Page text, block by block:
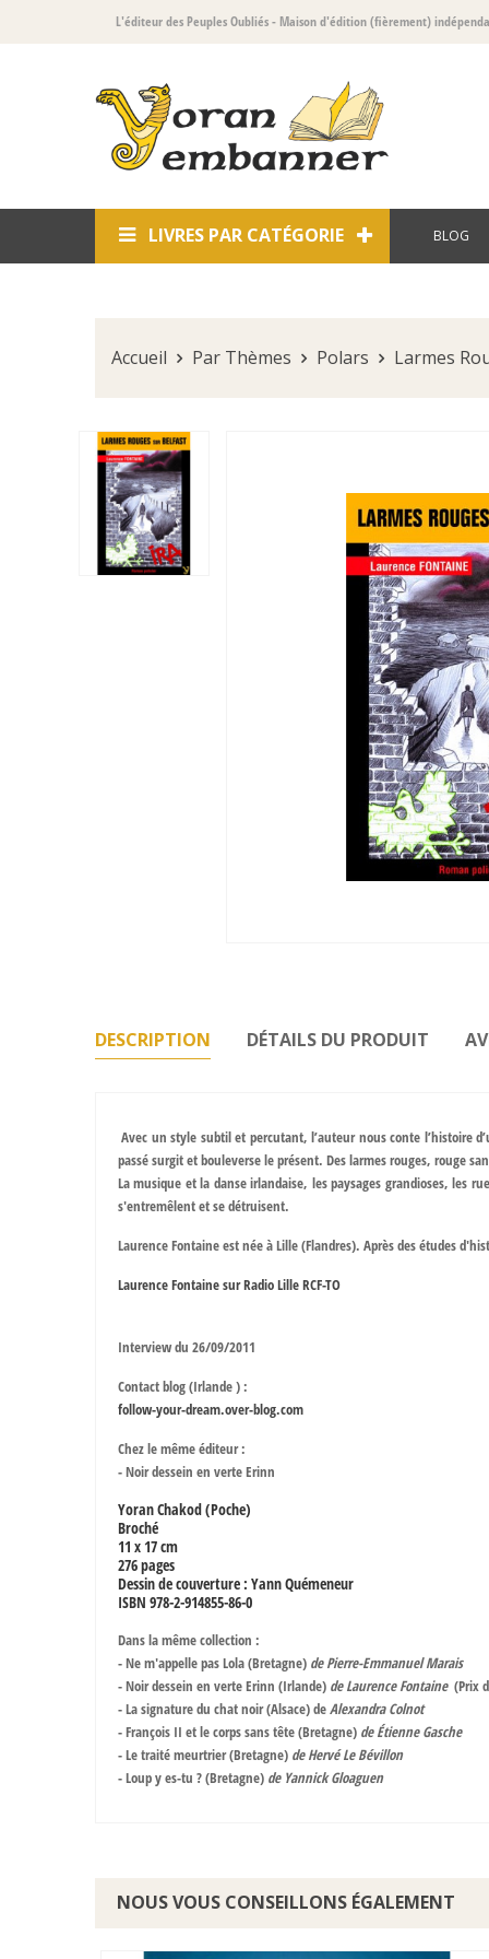
L'éditeur des Peuples Oubliés- Maison d'édition (fièrement)
LIVRES PAR CATÉGORIE BLOG
Accueil Par Thèmes Polars Larmes
DESCRIPTION DÉTAILS DU PRODUIT
Avec un style subtil et percutant, l’auteur nous conte l’histoire
passé surgit et bouleverse le présent. Des larmes rouges, rouge
La musique et la danse irlandaise, les paysages grandioses, les
s'entremêlent et se détruisent.
Laurence Fontaine est née à Lille (Flandres). Après des études
Laurence Fontaine sur Radio Lille RCF-TO
Interview du 26/09/2011
Contact blog (Irlande ) :
follow-your-dream.over-blog.com
Chez le même éditeur :
-Noir dessein en verte Erinn
Yoran Chakod (Poche)
Broché
11 x 17 cm
276 pages
Dessin de couverture : Yann Quémeneur
ISBN 978-2-914855-86-0
Dans la même collection :
- Ne m'appelle pas Lola (Bretagne) de Pierre-Emmanuel Marais
- Noir dessein en verte Erinn (Irlande) de Laurence Fontaine(Prix
- La signature du chat noir (Alsace) deAlexandra Colnot
- François II et le corps sans tête (Bretagne) de Étienne Gasche
- Le traité meurtrier (Bretagne) de Hervé Le Bévillon
- Loup y es-tu ? (Bretagne) de Yannick Gloaguen
NOUS VOUS CONSEILLONS ÉGALEMENT